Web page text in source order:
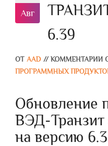
Авг
6.39
ОТ AAD // КОММЕНТАРИИ
ПРОГРАММНЫХ
Обновление
ВЭД-Транзит
на версию